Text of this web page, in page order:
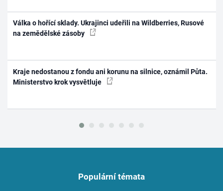
Válka o hořící sklady. Ukrajinci udeřili na Wildberries, Rusové
na zemědělské zásoby
Kraje nedostanou z fondu ani korunu na silnice, oznámil Půta.
Ministerstvo krok vysvětluje
Populární témata